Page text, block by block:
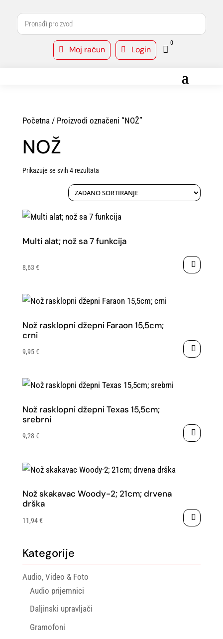
 Moj račun  Login 
0
Početna/ Proizvodi označeni “NOŽ”
NOŽ
Prikazuje se svih 4 rezultata
Multi alat; nož sa 7 funkcija
8,63 €
Nož rasklopni džepni Faraon 15,5cm;
crni
9,95€
Nož rasklopni džepni Texas 15,5cm;
srebrni
9,28 €
Nož skakavac Woody-2; 21cm; drvena
drška
11,94€
Kategorije
Audio, Video & Foto
Audio prijemnici
Daljinski upravljači
Gramofoni